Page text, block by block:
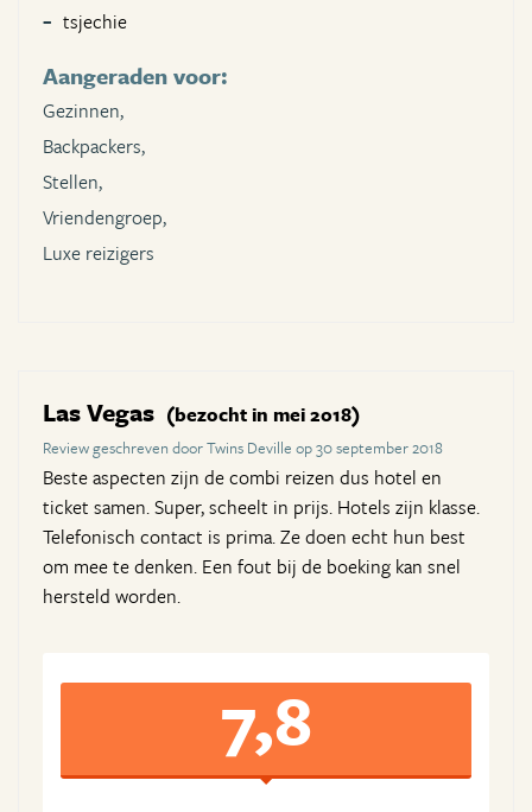
tsjechie
Aangeraden voor:
Gezinnen,
Backpackers,
Stellen,
Vriendengroep,
Luxe reizigers
Las Vegas (bezocht in mei 2018)
Review geschreven door Twins Deville op 30 september 2018
Beste aspecten zijn de combi reizen dus hotel en
ticket samen. Super, scheelt in prijs. Hotels zijn klasse.
Telefonisch contact is prima. Ze doen echt hun best
om mee te denken. Een fout bij de boeking kan snel
hersteld worden.
7,8